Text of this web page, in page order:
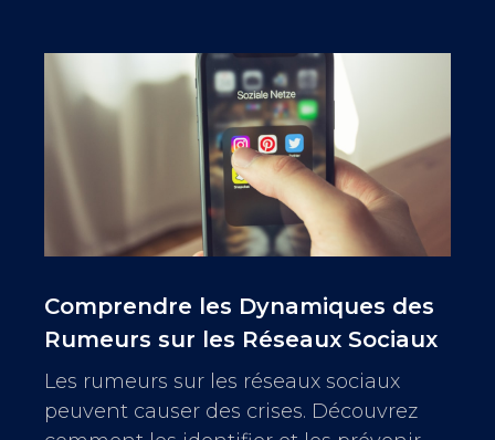
Comprendre les Dynamiques des
Rumeurs sur les Réseaux Sociaux
Les rumeurs sur les réseaux sociaux
peuvent causer des crises. Découvrez